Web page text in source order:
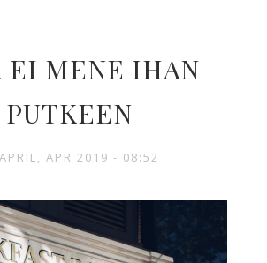
EI MENE IHAN
PUTKEEN
APR 2019 - 08:52